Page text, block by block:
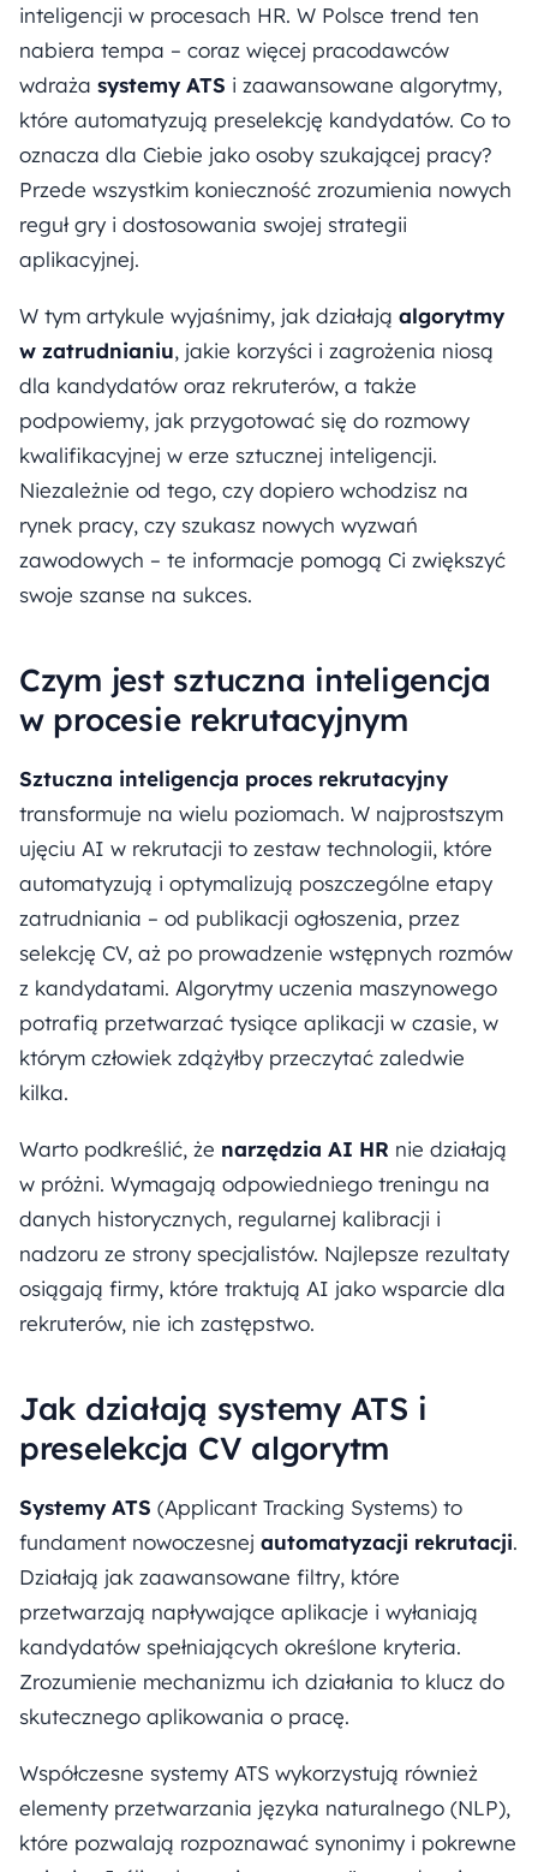
inteligencji w procesach HR. W Polsce trend ten
nabiera tempa – coraz więcej pracodawców
wdraża systemy ATS i zaawansowane algorytmy,
które automatyzują preselekcję kandydatów. Co to
oznacza dla Ciebie jako osoby szukającej pracy?
Przede wszystkim konieczność zrozumienia nowych
reguł gry i dostosowania swojej strategii
aplikacyjnej.
W tym artykule wyjaśnimy, jak działają algorytmy
w zatrudnianiu, jakie korzyści i zagrożenia niosą
dla kandydatów oraz rekruterów, a także
podpowiemy, jak przygotować się do rozmowy
kwalifikacyjnej w erze sztucznej inteligencji.
Niezależnie od tego, czy dopiero wchodzisz na
rynek pracy, czy szukasz nowych wyzwań
zawodowych – te informacje pomogą Ci zwiększyć
swoje szanse na sukces.
Czym jest sztuczna inteligencja
w procesie rekrutacyjnym
Sztuczna inteligencja proces rekrutacyjny
transformuje na wielu poziomach. W najprostszym
ujęciu AI w rekrutacji to zestaw technologii, które
automatyzują i optymalizują poszczególne etapy
zatrudniania – od publikacji ogłoszenia, przez
selekcję CV, aż po prowadzenie wstępnych rozmów
z kandydatami. Algorytmy uczenia maszynowego
potrafią przetwarzać tysiące aplikacji w czasie, w
którym człowiek zdążyłby przeczytać zaledwie
kilka.
Warto podkreślić, że narzędzia AI HR nie działają
w próżni. Wymagają odpowiedniego treningu na
danych historycznych, regularnej kalibracji i
nadzoru ze strony specjalistów. Najlepsze rezultaty
osiągają firmy, które traktują AI jako wsparcie dla
rekruterów, nie ich zastępstwo.
Jak działają systemy ATS i
preselekcja CV algorytm
Systemy ATS (Applicant Tracking Systems) to
fundament nowoczesnej automatyzacji rekrutacji.
Działają jak zaawansowane filtry, które
przetwarzają napływające aplikacje i wyłaniają
kandydatów spełniających określone kryteria.
Zrozumienie mechanizmu ich działania to klucz do
skutecznego aplikowania o pracę.
Współczesne systemy ATS wykorzystują również
elementy przetwarzania języka naturalnego (NLP),
które pozwalają rozpoznawać synonimy i pokrewne